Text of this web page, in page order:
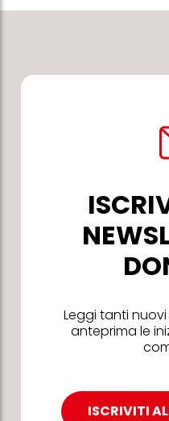
Leggi tanti
anteprima le
ISCRIVITI